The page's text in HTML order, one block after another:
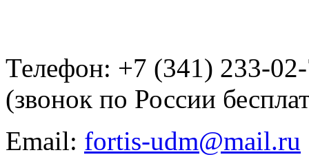
Телефон: +7 (341) 233-
(звонок по России
Email: fortis-udm@mail.ru